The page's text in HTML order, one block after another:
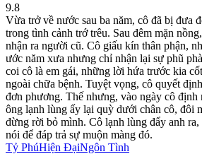
9.8
Vừa trở về nước sau ba năm, cô đã bị đưa
trong tình cảnh trớ trêu. Sau đêm mặn
nhận ra người cũ. Cô giấu kín thân phận,
ước năm xưa nhưng chỉ nhận lại sự phũ
coi cô là em gái, những lời hứa trước kia
ngoài chữa bệnh. Tuyệt vọng, cô quyết
đơn phương. Thế nhưng, vào ngày cô định
ông lạnh lùng ấy lại quỳ dưới chân cô, đôi
đừng rời bỏ mình. Cô lạnh lùng đẩy anh
nói để đáp trả sự muộn màng đó.
Tỷ PhúHiện ĐạiNgôn Tình